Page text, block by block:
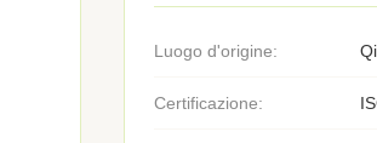
Luogo d'origine:
Certificazione: